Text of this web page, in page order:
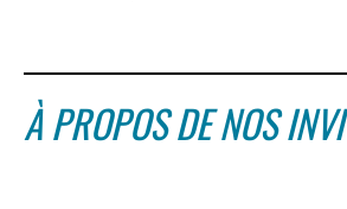
À PROPOS DE NOS